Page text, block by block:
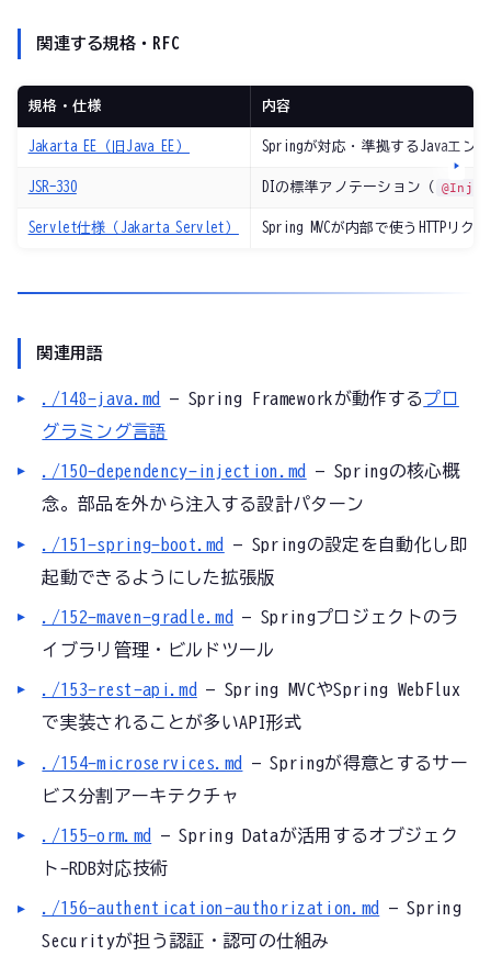
関連する規格・RFC
規格・仕様 内容
Jakarta EE（旧Java EE） Springが対応・準拠するJavaエン
JSR-330 DIの標準アノテーション（
Servlet仕様（Jakarta Servlet） Spring MVCが内部で使うHTTPリク
関連用語
./148-java.md — Spring Frameworkが動作するプロ
グラミング言語
./150-dependency-injection.md
— Springの核心概
念。部品を外から注入する設計パターン
./151-spring-boot.md
— Springの設定を自動化し即
起動できるようにした拡張版
./152-maven-gradle.md
— Springプロジェクトのラ
イブラリ管理・ビルドツール
./153-rest-api.md
— Spring MVCやSpring WebFlux
で実装されることが多いAPI形式
./154-microservices.md
— Springが得意とするサー
ビス分割アーキテクチャ
./155-orm.md
— Spring Dataが活用するオブジェク
ト-RDB対応技術
./156-authentication-authorization.md
— Spring
Securityが担う認証・認可の仕組み